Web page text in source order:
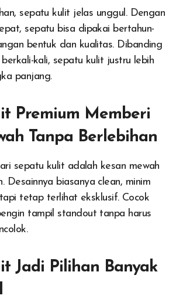
sepatu kulit jelas unggul. Dengan
sepatu bisa dipakai bertahun-
bentuk dan kualitas. Dibanding
kali, sepatu kulit justru lebih
panjang.
Premium Memberi
Tanpa Berlebihan
sepatu kulit adalah kesan mewah
Desainnya biasanya clean, minim
tetap terlihat eksklusif. Cocok
tampil standout tanpa harus
Jadi Pilihan Banyak